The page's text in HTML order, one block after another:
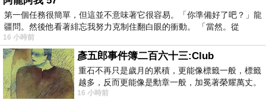
第一個任務很簡單，但這並不意味著它很容易。「你準備好了吧？」龍
疆問。然後他看著緋忘我努力克制住翻白眼的衝動。 「當然。從
16 小時前
彥五郎事件簿二百六十三:Club
重石不再只是歲月的累積，更能像標籤一般，標籤
越多，反而更能像是勳章一般，加冕著榮耀萬丈。
習慣一如縱容，成了再難輕輕放下的罪證
16 小時前